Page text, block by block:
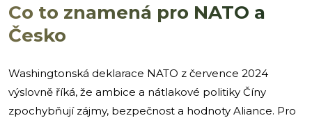
Co to znamená pro NATO a
Česko
Washingtonská deklarace NATO z července 2024
výslovně říká, že ambice a nátlakové politiky Číny
zpochybňují zájmy, bezpečnost a hodnoty Aliance. Pro